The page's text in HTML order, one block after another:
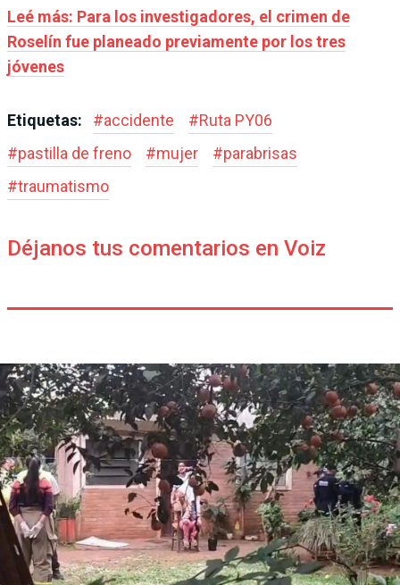
Leé más: Para los investigadores, el crimen de
Roselín fue planeado previamente por los tres
jóvenes
Etiquetas: #accidente #Ruta PY06
#pastilla de freno #mujer #parabrisas
#traumatismo
Déjanos tus comentarios en Voiz